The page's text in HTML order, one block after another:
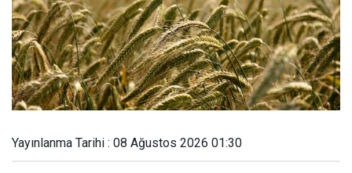
Yayınlanma Tarihi : 08 Ağustos 2026 01:30